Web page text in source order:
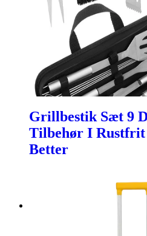
Grillbestik Sæt 9
Tilbehør I Rustfrit
Better